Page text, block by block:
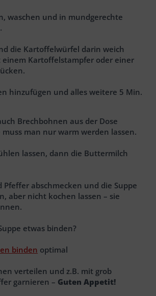
waschen und in mundgerechte
die Kartoffelwürfel darin weich
Kartoffelstampfer oder einer
hinzufügen und alles weitere 5 Min.
Brechbohnen aus der Dose
man nur warm werden lassen.
lassen, dann die Buttermilch
Pfeffer abschmecken und die Suppe
aber nicht kochen lassen – sie
etwas binden?
binden optimal
verteilen und z.B. mit grob
garnieren – Guten Appetit!